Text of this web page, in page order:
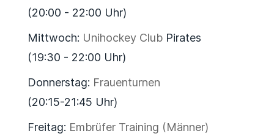
(20:00 - 22:00 Uhr)
Mittwoch: Unihockey ClubPirates
(19:30 - 22:00 Uhr)
Donnerstag: Frauenturnen
(20:15-21:45 Uhr)
Freitag: Embrüfer Training (Männer)